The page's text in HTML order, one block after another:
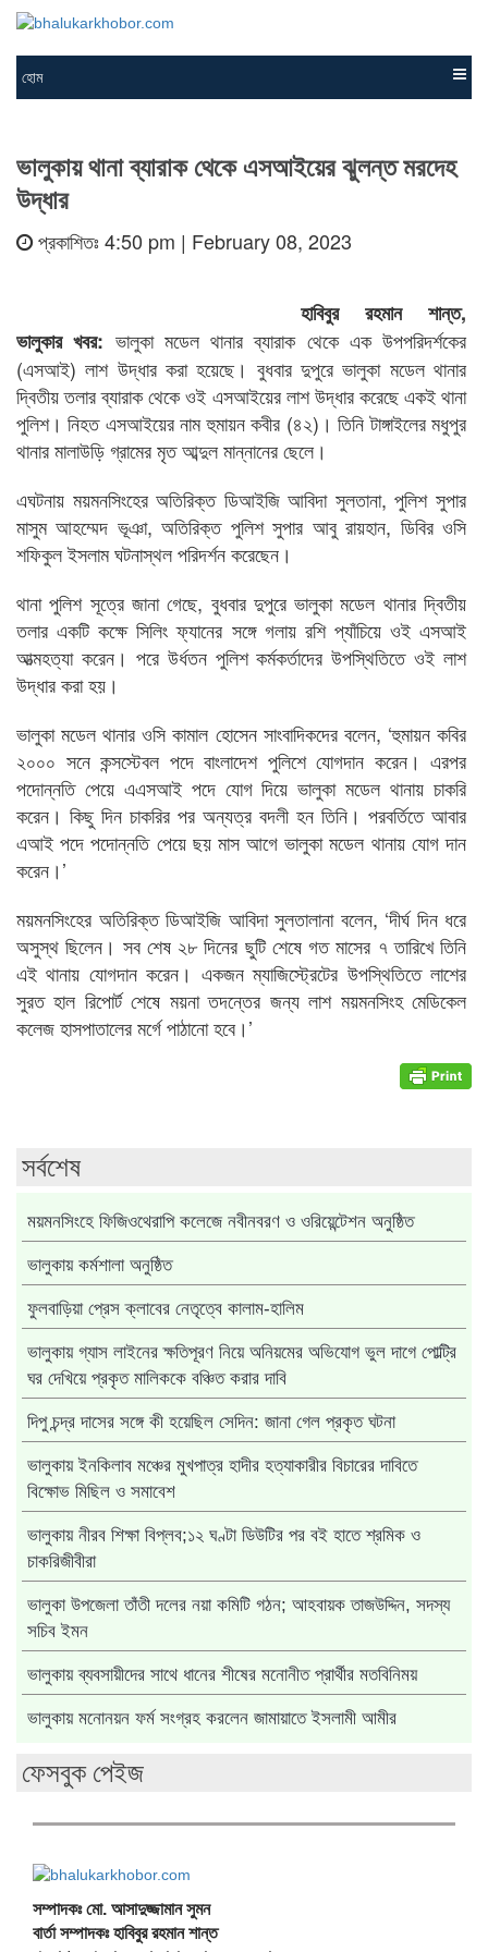
হোম
ভালুকায় থানা ব্যারাক থেকে এসআইয়ের ঝুলন্ত মরদেহ
উদ্ধার
প্রকাশিতঃ 4:50 pm | February 08, 2023
হাবিবুর রহমান শান্ত,
ভালুকার খবর: ভালুকা মডেল থানার ব্যারাক থেকে এক উপপরিদর্শকের
(এসআই) লাশ উদ্ধার করা হয়েছে। বুধবার দুপুরে ভালুকা মডেল থানার
দ্বিতীয় তলার ব্যারাক থেকে ওই এসআইয়ের লাশ উদ্ধার করেছে একই থানা
পুলিশ। নিহত এসআইয়ের নাম হুমায়ন কবীর (৪২)। তিনি টাঙ্গাইলের মধুপুর
থানার মালাউড়ি গ্রামের মৃত আব্দুল মান্নানের ছেলে।
এঘটনায় ময়মনসিংহের অতিরিক্ত ডিআইজি আবিদা সুলতানা, পুলিশ সুপার
মাসুম আহম্মেদ ভূঞা, অতিরিক্ত পুলিশ সুপার আবু রায়হান, ডিবির ওসি
শফিকুল ইসলাম ঘটনাস্থল পরিদর্শন করেছেন।
থানা পুলিশ সূত্রে জানা গেছে, বুধবার দুপুরে ভালুকা মডেল থানার দ্বিতীয়
তলার একটি কক্ষে সিলিং ফ্যানের সঙ্গে গলায় রশি প্যাঁচিয়ে ওই এসআই
আত্মহত্যা করেন। পরে উর্ধতন পুলিশ কর্মকর্তাদের উপস্থিতিতে ওই লাশ
উদ্ধার করা হয়।
ভালুকা মডেল থানার ওসি কামাল হোসেন সাংবাদিকদের বলেন, ‘হুমায়ন কবির
২০০০ সনে কন্সস্টেবল পদে বাংলাদেশ পুলিশে যোগদান করেন। এরপর
পদোন্নতি পেয়ে এএসআই পদে যোগ দিয়ে ভালুকা মডেল থানায় চাকরি
করেন। কিছু দিন চাকরির পর অন্যত্র বদলী হন তিনি। পরবর্তিতে আবার
এআই পদে পদোন্নতি পেয়ে ছয় মাস আগে ভালুকা মডেল থানায় যোগ দান
করেন।’
ময়মনসিংহের অতিরিক্ত ডিআইজি আবিদা সুলতালানা বলেন, ‘দীর্ঘ দিন ধরে
অসুস্থ ছিলেন। সব শেষ ২৮ দিনের ছুটি শেষে গত মাসের ৭ তারিখে তিনি
এই থানায় যোগদান করেন। একজন ম্যাজিস্ট্রেটের উপস্থিতিতে লাশের
সুরত হাল রিপোর্ট শেষে ময়না তদন্তের জন্য লাশ ময়মনসিংহ মেডিকেল
কলেজ হাসপাতালের মর্গে পাঠানো হবে।’
সর্বশেষ
ময়মনসিংহে ফিজিওথেরাপি কলেজে নবীনবরণ ও ওরিয়েন্টেশন অনুষ্ঠিত
ভালুকায় কর্মশালা অনুষ্ঠিত
ফুলবাড়িয়া প্রেস ক্লাবের নেতৃত্বে কালাম-হালিম
ভালুকায় গ্যাস লাইনের ক্ষতিপূরণ নিয়ে অনিয়মের অভিযোগ ভুল দাগে পোল্ট্রি
ঘর দেখিয়ে প্রকৃত মালিককে বঞ্চিত করার দাবি
দিপু চন্দ্র দাসের সঙ্গে কী হয়েছিল সেদিন: জানা গেল প্রকৃত ঘটনা
ভালুকায় ইনকিলাব মঞ্চের মুখপাত্র হাদীর হত্যাকারীর বিচারের দাবিতে
বিক্ষোভ মিছিল ও সমাবেশ
ভালুকায় নীরব শিক্ষা বিপ্লব;১২ ঘণ্টা ডিউটির পর বই হাতে শ্রমিক ও
চাকরিজীবীরা
ভালুকা উপজেলা তাঁতী দলের নয়া কমিটি গঠন; আহবায়ক তাজউদ্দিন, সদস্য
সচিব ইমন
ভালুকায় ব্যবসায়ীদের সাথে ধানের শীষের মনোনীত প্রার্থীর মতবিনিময়
ভালুকায় মনোনয়ন ফর্ম সংগ্রহ করলেন জামায়াতে ইসলামী আমীর
ফেসবুক পেইজ
সম্পাদকঃ মো. আসাদুজ্জামান সুমন
বার্তা সম্পাদকঃ হাবিবুর রহমান শান্ত